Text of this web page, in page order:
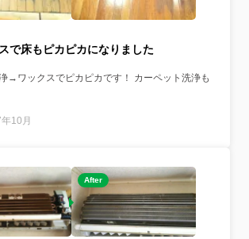
で床もピカピカになりました
→ワックスでピカピカです！ カーペット洗浄も
10月
After